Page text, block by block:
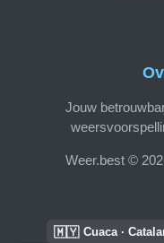
Jouw
Weer.best ©
🇲🇾 Cuaca ·